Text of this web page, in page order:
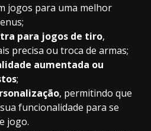
jogos para uma melhor
para jogos de tiro,
precisa ou troca de armas;
aumentada ou
;
, permitindo que
funcionalidade para se
jogo.